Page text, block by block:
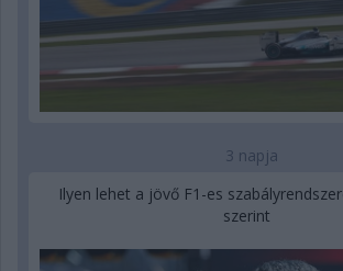
3 napja
Ilyen lehet a jövő F1-es
szerint